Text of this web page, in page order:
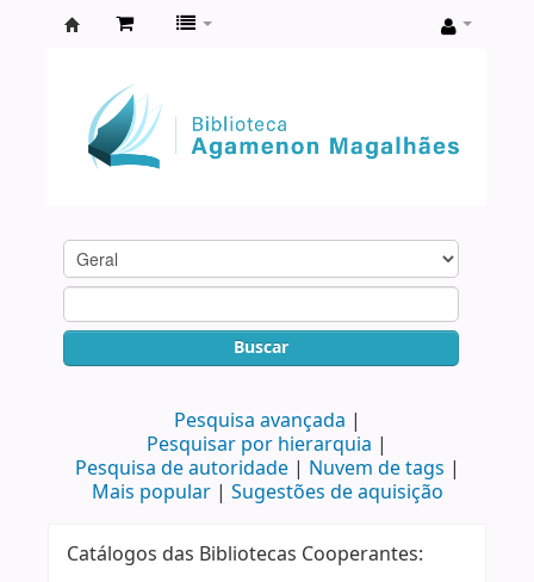
Agamenon
Magalhães
Buscar
Pesquisa avançada
Pesquisar por hierarquia
Pesquisa de autoridade
Nuvem de tags
Mais popular
Sugestões de aquisição
Catálogos das Bibliotecas Cooperantes: